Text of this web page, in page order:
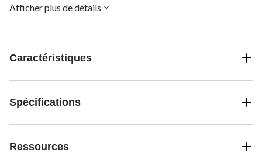
Cet ensemble est fourni avec un trépied pratique, offrant stabilité
Afficher plus de détails
Caractéristiques
Spécifications
Ressources